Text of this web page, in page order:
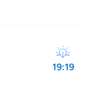
19:19